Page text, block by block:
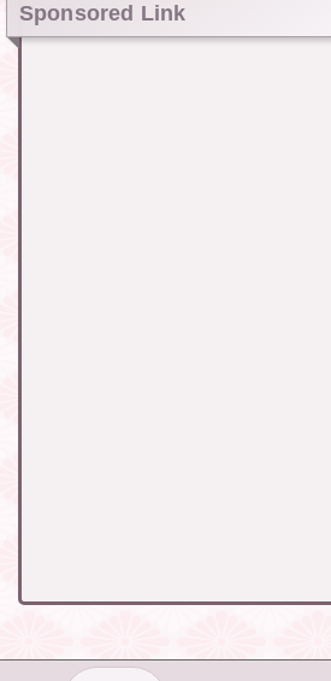
Sponsored Link